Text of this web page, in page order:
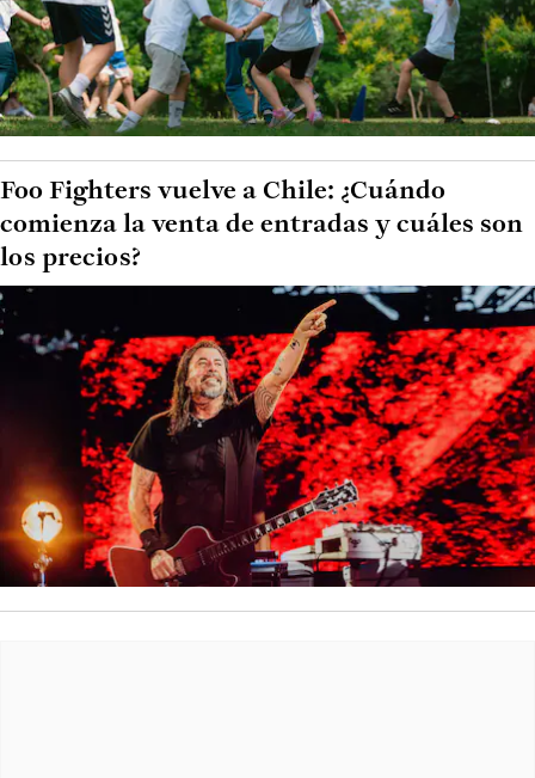
Foo Fighters vuelve a Chile: ¿Cuándo
comienza la venta de entradas y cuáles son
los precios?